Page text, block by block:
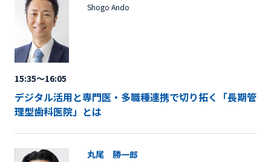
Shogo Ando
15:35～16:05
デジタル活用と専門医・多職種連携で切り拓く「長期管
理型歯科医院」とは
丸尾 勝一郎